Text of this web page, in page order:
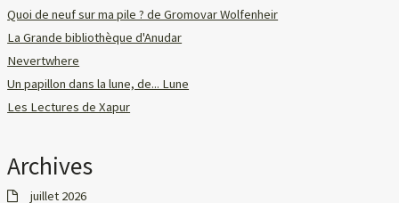
Quoi de neuf sur ma pile ? de Gromovar Wolfenheir
La Grande bibliothèque d'Anudar
Nevertwhere
Un papillon dans la lune, de... Lune
Les Lectures de Xapur
Archives
juillet 2026